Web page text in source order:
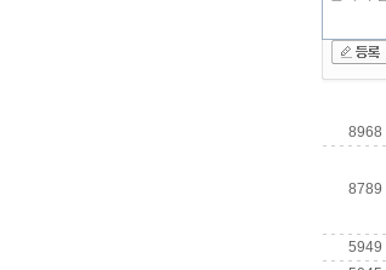
8968
8789
5949